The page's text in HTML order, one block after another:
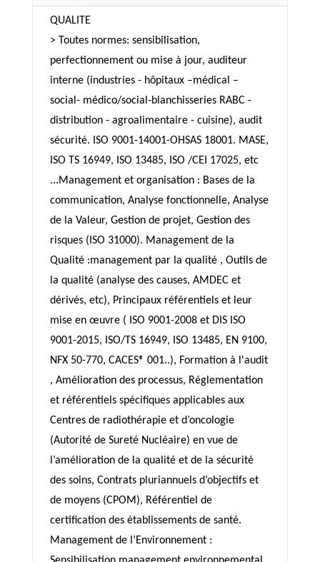
QUALITE
> Toutes normes: sensibilisation,
perfectionnement ou mise à jour, auditeur
interne (industries - hôpitaux –médical –
social- médico/social-blanchisseries RABC -
distribution - agroalimentaire - cuisine), audit
sécurité. ISO 9001-14001-OHSAS 18001. MASE,
ISO TS 16949, ISO 13485, ISO /CEI 17025, etc
...Management et organisation : Bases de la
communication, Analyse fonctionnelle, Analyse
de la Valeur, Gestion de projet, Gestion des
risques (ISO 31000). Management de la
Qualité :management par la qualité , Outils de
la qualité (analyse des causes, AMDEC et
dérivés, etc), Principaux référentiels et leur
mise en œuvre ( ISO 9001-2008 et DIS ISO
9001-2015, ISO/TS 16949, ISO 13485, EN 9100,
NFX 50-770, CACES® 001..), Formation à l'audit
, Amélioration des processus, Réglementation
et référentiels spécifiques applicables aux
Centres de radiothérapie et d’oncologie
(Autorité de Sureté Nucléaire) en vue de
l’amélioration de la qualité et de la sécurité
des soins, Contrats pluriannuels d’objectifs et
de moyens (CPOM), Référentiel de
certification des établissements de santé.
Management de l’Environnement :